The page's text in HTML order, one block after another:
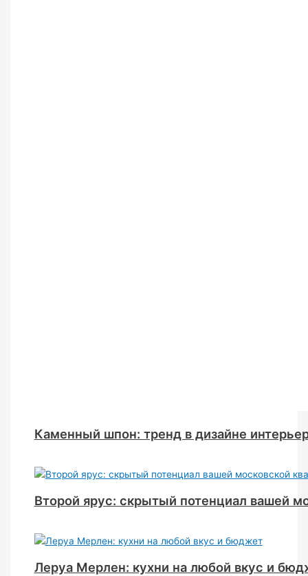
Каменный шпон: тренд в дизайне
Второй ярус: скрытый потенциал вашей
Леруа Мерлен: кухни на любой вкус и